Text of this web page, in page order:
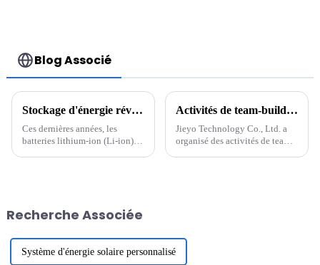
frontales minières
Blog Associé
Stockage d'énergie révolutionnaire : l'avenir des batteries lithium-ion
Ces dernières années, les
batteries lithium-ion (Li-ion)
en batteries efficaces et
Activités de team-building de Jieyo Technology Co., Ltd.
Jieyo Technology Co., Ltd. a
organisé des activités de team-
Recherche Associée
Système d'énergie solaire personnalisé